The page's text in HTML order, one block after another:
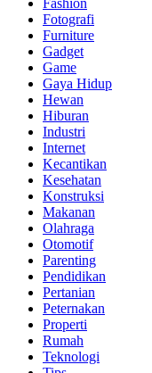
Fashion
Fotografi
Furniture
Gadget
Game
Gaya Hidup
Hewan
Hiburan
Industri
Internet
Kecantikan
Kesehatan
Konstruksi
Makanan
Olahraga
Otomotif
Parenting
Pendidikan
Pertanian
Peternakan
Properti
Rumah
Teknologi